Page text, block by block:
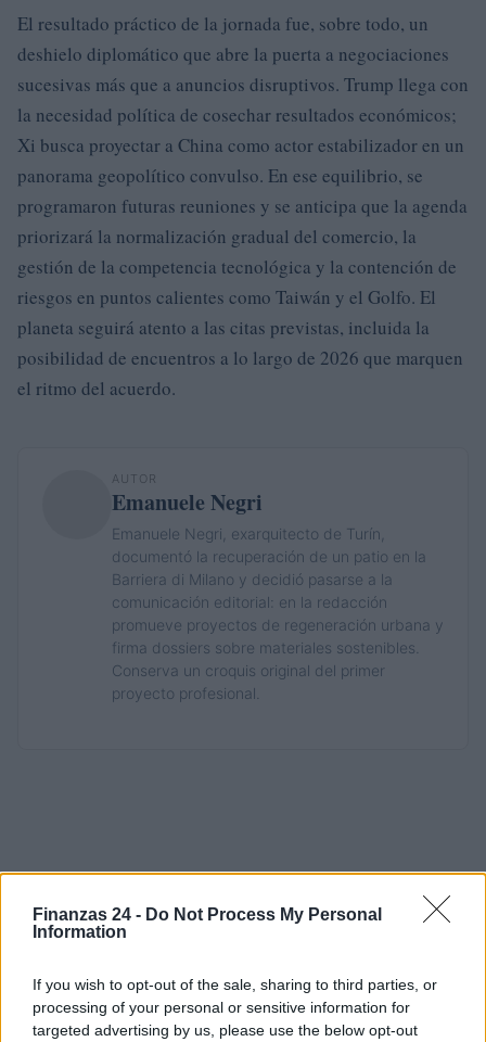
Finanzas 24 - Do Not Process My Personal
Information
If you wish to opt-out of the sale, sharing to third parties, or
processing of your personal or sensitive information for
targeted advertising by us, please use the below opt-out
El resultado práctico de la jornada fue, sobre todo, un
deshielo diplomático que abre la puerta a negociaciones
sucesivas más que a anuncios disruptivos. Trump llega con
la necesidad política de cosechar resultados económicos;
Xi busca proyectar a China como actor estabilizador en un
panorama geopolítico convulso. En ese equilibrio, se
programaron futuras reuniones y se anticipa que la agenda
priorizará la normalización gradual del comercio, la
gestión de la competencia tecnológica y la contención de
riesgos en puntos calientes como Taiwán y el Golfo. El
planeta seguirá atento a las citas previstas, incluida la
posibilidad de encuentros a lo largo de 2026 que marquen
el ritmo del acuerdo.
AUTOR
Emanuele Negri
Emanuele Negri, exarquitecto de Turín,
documentó la recuperación de un patio en la
Barriera di Milano y decidió pasarse a la
comunicación editorial: en la redacción
promueve proyectos de regeneración urbana y
firma dossiers sobre materiales sostenibles.
Conserva un croquis original del primer
proyecto profesional.